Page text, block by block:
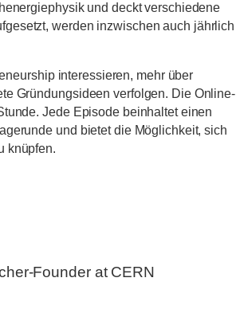
und deckt verschiedene
werden inzwischen auch jährlich
interessieren, mehr über
Gründungsideen verfolgen. Die Online-
Jede Episode beinhaltet einen
und bietet die Möglichkeit, sich
knüpfen.
Founder at CERN